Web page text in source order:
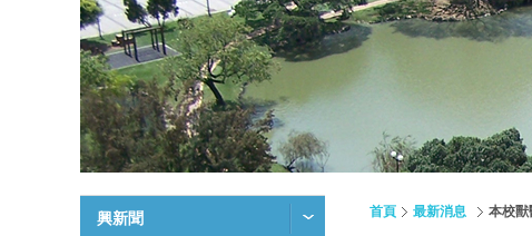
興新聞 首頁 最新消息 本校獸